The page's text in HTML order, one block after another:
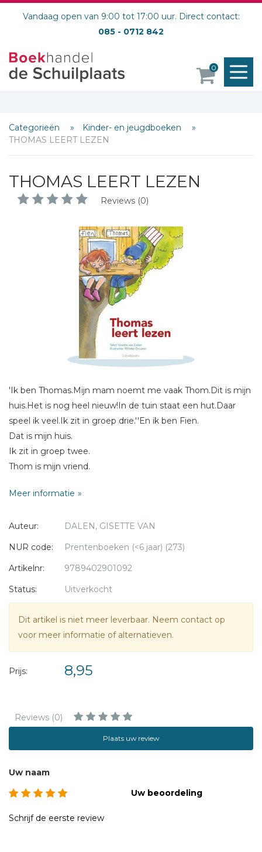
Vandaag open van 9:00 tot 17:00 uur. Direct contact:
085 - 0712 842
0
Categorieën
Kinder- en jeugdboeken
THOMAS LEERT LEZEN
THOMAS LEERT LEZEN
Reviews (0)
'Ik ben Thomas.Mijn mam noemt me vaak Thom.Dit is mijn
huis.Het is nog heel nieuw!In de tuin staat een hut.Daar
speel ik veel.Ik zit in groep drie.''En ik ben Fien.
Dat is mijn huis.
Ik zit in groep twee.
Thom is mijn vriend.
Wij zijn heel stout lief.
Wil jij graag (leren) lezen? Dan is dit boekje voor jou! Je leest
verhaaltjes over Thomas en Fien én je leert per verhaaltje
steeds
vierwoordjes.
Met illustraties van Willeke Brouwer
Meer informatie
Auteur:
DALEN, GISETTE VAN
NUR code:
Prentenboeken (<6 jaar) (273)
Artikelnr:
9789402901092
Status:
Uitverkocht
Dit artikel is niet meer leverbaar. Neem contact op
voor meer informatie of alternatieven.
Prijs: 8,95
Reviews (0)
Plaats uw review
Schrijf hieronder je review!
* = verplicht
Uw naam
Uw beoordeling
Schrijf de eerste review